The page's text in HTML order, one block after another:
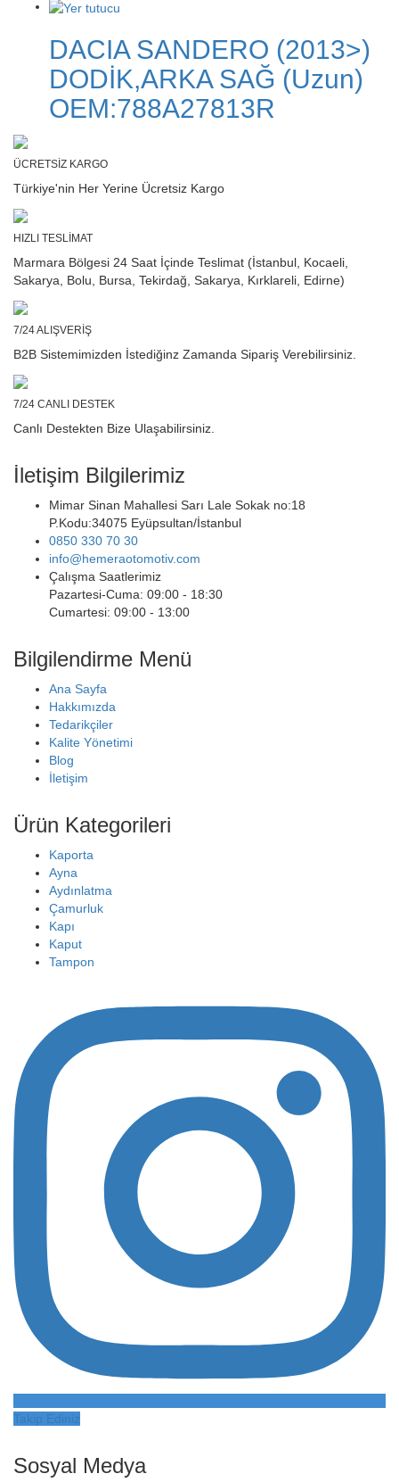
DACIA SANDERO (2013>)
DODİK,ARKA SAĞ (Uzun)
OEM:788A27813R
ÜCRETSİZ KARGO
Türkiye'nin Her Yerine Ücretsiz Kargo
HIZLI TESLİMAT
Marmara Bölgesi 24 Saat İçinde Teslimat (İstanbul, Kocaeli,
Sakarya, Bolu, Bursa, Tekirdağ, Sakarya, Kırklareli, Edirne)
7/24 ALIŞVERİŞ
B2B Sistemimizden İstediğinz Zamanda Sipariş Verebilirsiniz.
7/24 CANLI DESTEK
Canlı Destekten Bize Ulaşabilirsiniz.
İletişim Bilgilerimiz
Mimar Sinan Mahallesi Sarı Lale Sokak no:18
P.Kodu:34075 Eyüpsultan/İstanbul
0850 330 70 30
info@hemeraotomotiv.com
Çalışma Saatlerimiz
Pazartesi-Cuma: 09:00 - 18:30
Cumartesi: 09:00 - 13:00
Bilgilendirme Menü
Ana Sayfa
Hakkımızda
Tedarikçiler
Kalite Yönetimi
Blog
İletişim
Ürün Kategorileri
Kaporta
Ayna
Aydınlatma
Çamurluk
Kapı
Kaput
Tampon
Takip Ediniz
Sosyal Medya